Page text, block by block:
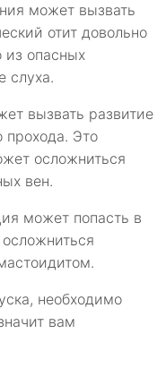
может вызвать
отит довольно
из опасных
слуха.
вызвать развитие
прохода. Это
осложниться
вен.
может попасть в
необходимо
вам